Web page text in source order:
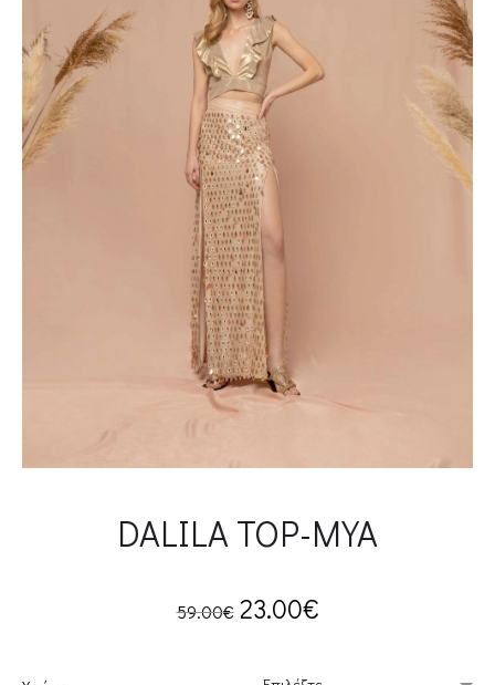
DALILA TOP-MYA
59.00€ Original
23.00€Current